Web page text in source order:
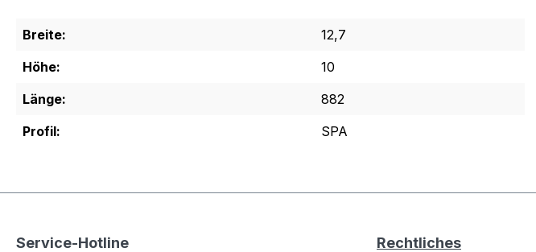
Breite:
12,7
Höhe:
10
Länge:
882
Profil:
SPA
Service-Hotline Rechtliches